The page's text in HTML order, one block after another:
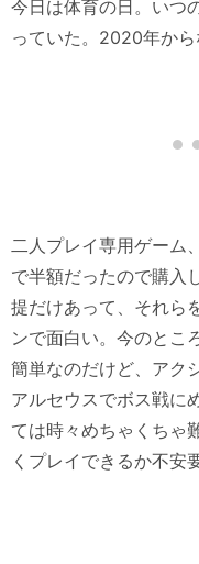
今日は体育の日。いつ
っていた。2020年から
二人プレイ専用ゲー
で半額だったので購入
提だけあって、それら
ンで面白い。今のとこ
簡単なのだけど、アク
アルセウスでボス戦に
ては時々めちゃくちゃ
くプレイできるか不安